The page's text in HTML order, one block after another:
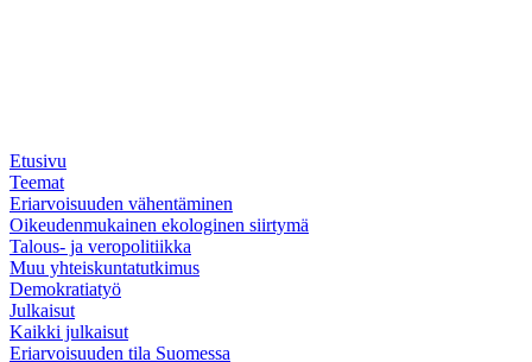
Skip
to
main
content
Etusivu
Teemat
Eriarvoisuuden vähentäminen
Oikeudenmukainen ekologinen siirtymä
Talous- ja veropolitiikka
Muu yhteiskuntatutkimus
Demokratiatyö
Julkaisut
Kaikki julkaisut
Eriarvoisuuden tila Suomessa